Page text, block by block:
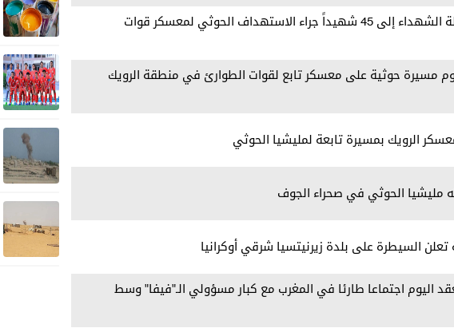
مراسلنا: ارتفاع حصيلة الشهداء إلى 45 شهيداً جراء الاستهداف الحوثي لمعسكر قوات
مسيرة حوثية على معسكر تابع لقوات الطوارئ في منطقة الرويك
الرويك بمسيرة تابعة لمليشيا الحوثي
مليشيا الحوثي في صحراء الجوف
تعلن السيطرة على بلدة زيرنيتسيا شرقي أوكرانيا
اليوم اجتماعا طارئا في المغرب مع كبار مسؤولي الـ"فيفا" وسط